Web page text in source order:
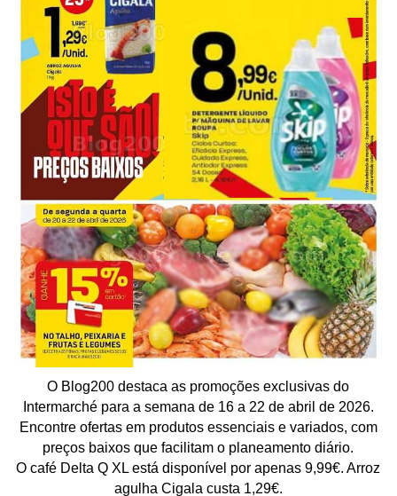
O Blog200 destaca as promoções exclusivas do
Intermarché para a semana de 16 a 22 de abril de 2026.
Encontre ofertas em produtos essenciais e variados, com
preços baixos que facilitam o planeamento diário.
O café Delta Q XL está disponível por apenas 9,99€. Arroz
agulha Cigala custa 1,29€.